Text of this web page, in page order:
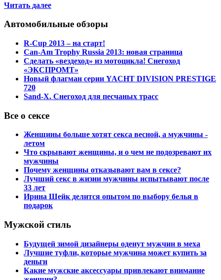
Читать далее
Автомобильные обзоры
R-Cup 2013 – на старт!
Can-Am Trophy Russia 2013: новая страница
Сделать «вездеход» из мотоцикла! Снегоход
«ЭКСПРОМТ»
Новый флагман серии YACHT DIVISION PRESTIGE
720
Sand-X. Снегоход для песчаных трасс
Все о сексе
Женщины больше хотят секса весной, а мужчины -
летом
Что скрывают женщины, и о чем не подозревают их
мужчины
Почему женщины отказывают вам в сексе?
Лучший секс в жизни мужчины испытывают после
33 лет
Ирина Шейк делится опытом по выбору белья в
подарок
Мужской стиль
Будущей зимой дизайнеры оденут мужчин в меха
Лучшие туфли, которые мужчина может купить за
деньги
Какие мужские аксессуары привлекают внимание